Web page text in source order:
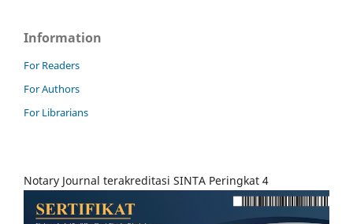
Information
For Readers
For Authors
For Librarians
Notary Journal terakreditasi SINTA Peringkat 4